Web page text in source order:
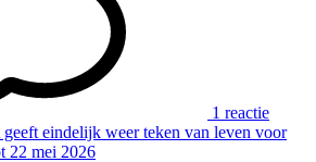
1 reactie
eindelijk weer teken van leven voor
22 mei 2026